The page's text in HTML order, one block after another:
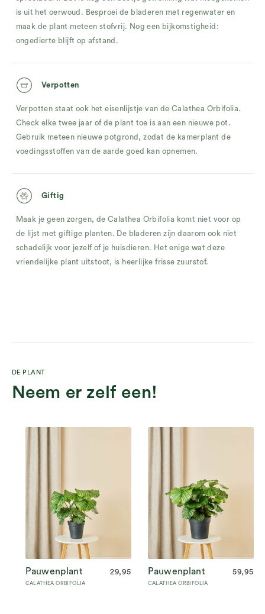
is uit het oerwoud. Besproei de bladeren met regenwater en
maak de plant meteen stofvrij. Nog een bijkomstigheid:
ongedierte blijft op afstand.
Verpotten
Verpotten staat ook het eisenlijstje van de Calathea Orbifolia.
Check elke twee jaar of de plant toe is aan een nieuwe pot.
Gebruik meteen nieuwe potgrond, zodat de kamerplant de
voedingsstoffen van de aarde goed kan opnemen.
Giftig
Maak je geen zorgen, de Calathea Orbifolia komt niet voor op
de lijst met giftige planten. De bladeren zijn daarom ook niet
schadelijk voor jezelf of je huisdieren. Het enige wat deze
vriendelijke plant uitstoot, is heerlijke frisse zuurstof.
DE PLANT
Neem er zelf een!
Pauwenplant
CALATHEA ORBIFOLIA
29,95 Pauwenplant
CALATHEA ORBIFOLIA
59,95